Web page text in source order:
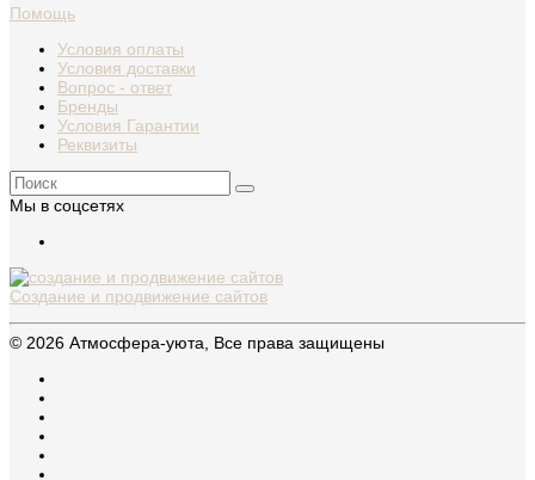
Помощь
Условия оплаты
Условия доставки
Вопрос - ответ
Бренды
Условия Гарантии
Реквизиты
Мы в соцсетях
Создание и продвижение сайтов
© 2026 Атмосфера-уюта, Все права защищены